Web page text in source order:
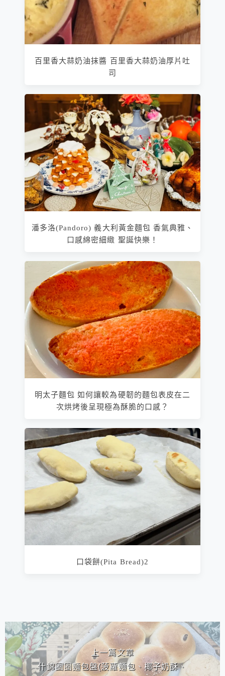
百里香大蒜奶油抹醬 百里香大蒜奶油厚片吐
司
潘多洛(Pandoro) 義大利黃金麵包 香氣典雅、
口感綿密細緻 聖誕快樂！
明太子麵包 如何讓較為硬韌的麵包表皮在二
次烘烤後呈現極為酥脆的口感？
口袋餅(Pita Bread)2
相連文章
上一篇文章
什錦圈圈麵包盤(菠蘿麵包、椰子奶酥、